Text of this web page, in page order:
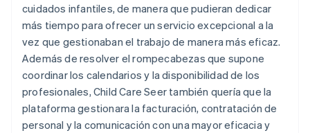
cuidados infantiles, de manera que pudieran dedicar
más tiempo para ofrecer un servicio excepcional a la
vez que gestionaban el trabajo de manera más eficaz.
Además de resolver el rompecabezas que supone
coordinar los calendarios y la disponibilidad de los
profesionales, Child Care Seer también quería que la
plataforma gestionara la facturación, contratación de
personal y la comunicación con una mayor eficacia y